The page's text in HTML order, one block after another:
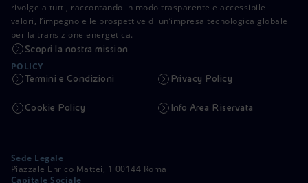
rivolge a tutti, raccontando in modo trasparente e accessibile i
valori, l’impegno e le prospettive di un’impresa tecnologica globale
per la transizione energetica.
Scopri la nostra mission
POLICY
Termini e Condizioni Privacy Policy
Cookie Policy Info Area Riservata
Sede Legale
Piazzale Enrico Mattei, 1 00144 Roma
Capitale Sociale